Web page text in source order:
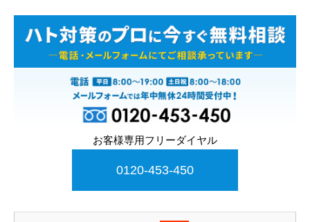
お客様専用フリーダイヤル
0120-453-450